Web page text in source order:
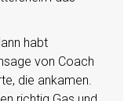
habt
von Coach
die ankamen.